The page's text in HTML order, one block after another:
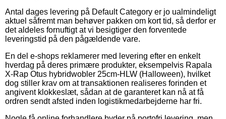
Antal dages levering på Default Category er jo ualmindeligt
aktuel såfremt man behøver pakken om kort tid, så derfor er
det aldeles fornuftigt at vi besigtiger den forventede
leveringstid på den pågældende vare.
En del e-shops reklamerer med levering efter en enkelt
hverdag på deres primære produkter, eksempelvis Rapala
X-Rap Otus hybridwobler 25cm-HLW (Halloween), hvilket
dog stiller krav om at transaktionen realiseres forinden et
angivent klokkeslæt, sådan at de garanteret kan nå at få
ordren sendt afsted inden logistikmedarbejderne har fri.